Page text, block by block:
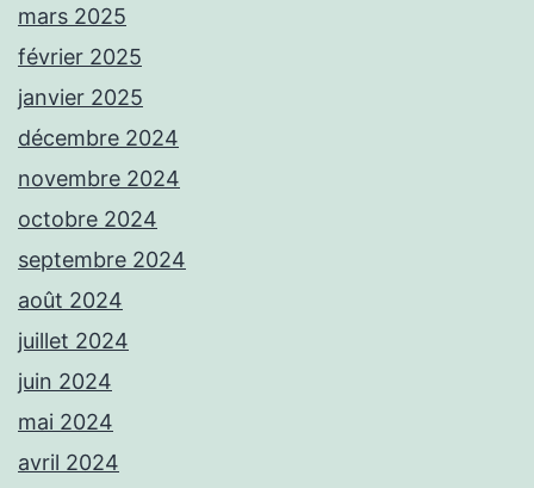
mars 2025
février 2025
janvier 2025
décembre 2024
novembre 2024
octobre 2024
septembre 2024
août 2024
juillet 2024
juin 2024
mai 2024
avril 2024